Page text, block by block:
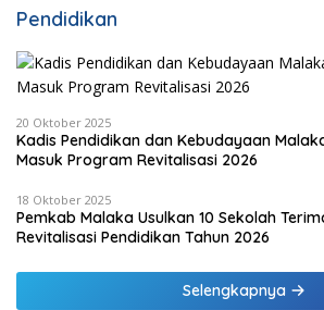
Pendidikan
20 Oktober 2025
Kadis Pendidikan dan Kebudayaan
Masuk Program Revitalisasi 2026
18 Oktober 2025
Pemkab Malaka Usulkan 10 Sekolah
Revitalisasi Pendidikan Tahun 2026
Selengkapnya